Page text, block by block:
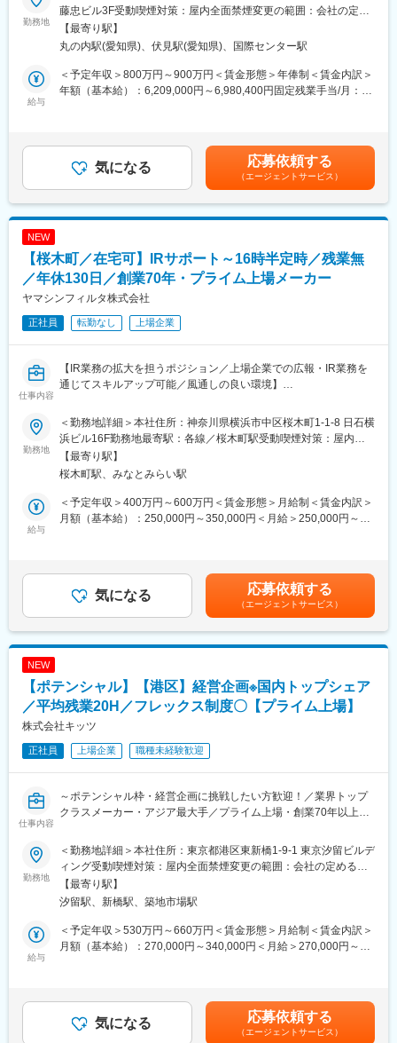
ピード感が大きく異なります。ベンチャーのスピード感と上場企
業としてのスケール感の双方を実感できる魅力的なタイミングで
す。
・東証プライム上場ベンチャー企業の経営企画やM&A、資本市場
や金融機関との折衝などのファイナンス業務等、幅広い業務への
チャレンジも可能です。
年4回評価のタイミングがあるため、成果を出せば早期のステップ
グループ会社も多数あり、組織拡大中なので、縦、横、斜めな
ど、柔軟なキャリア開発が可能です。
・マーケターとの職種の垣根も低く、数値分析等のマーケ視点も
・ノウハウや経験が豊富なメンバーが多い環境の為、営業として
再現性あるスキルが身に付く環境です。
変更の範囲：会社の定める業務
当社および当社のグループ会社おける経営企画業務をお任せしま
す。
自社のM&Aを加速させる為に、財務IR組織をより強化するための
採用です。将来的にCFOを目指したいという方を募集します。
■業務詳細：
◇予実管理：当社及びグループ会社における年度計画の予実管理
◇投資：M&A戦略の立案・実行、経営戦略に基づく投資先のソー
シング等
【変更の範囲：当社業務全般】
ョンです。
■当社について：
日本経済の大部分を支える中堅・中小企業。一方でその中の多く
の企業が後継者の不在や経営ノウハウの不足といった企業の存続
した独自の支援サービスを展開し、100年存続する企業の創出を
目指し価値創造を行ってまいります。
M&Aや買収後のPMIに関するプロジェクトが常に動いておりま
す。M&Aによりコロナ渦でも継続的に成長を遂げており、今後も
1年に1社以上のペースで当グループにＭ＆Ａにより企業が加わっ
ていく予定のため、更なる拡大フェーズにある成長企業です。
変更の範囲：本文参照
勤務地
藤忠ビル3F受動喫煙対策：屋内全面禁煙変更の範囲：会社の定め
る事業所
【最寄り駅】
丸の内駅(愛知県)、伏見駅(愛知県)、国際センター駅
給与
＜予定年収＞800万円～900万円＜賃金形態＞年俸制＜賃金内訳＞
年額（基本給）：6,209,000円～6,980,400円固定残業手当/月：
給与補足＞※年俸制※給与は経験/実績に応じて決定■賞与：年度末
に (基本給（月額）＋固定残業手当)×2ヶ月分を支給 ※業績連動型■
昇給：年1回賃金はあくまでも目安の金額であり、選考を通じて上
下する可能性があります。月給(月額)は固定手当を含めた表記で
す。
気になる 応募依頼する
（エージェントサービス）
NEW
【桜木町／在宅可】IRサポート～16時半定時／残業無
／年休130日／創業70年・プライム上場メーカー
ヤマシンフィルタ株式会社
正社員 転勤なし 上場企業
仕事内容
【IR業務の拡大を担うポジション／上場企業での広報・IR業務を
通じてスキルアップ可能／風通しの良い環境】
■業務概要
当社の管理本部コーポレートコミュニケーション部IR課にて、IR
サポート業務全般に従事いただきます。IR活動の強化を目的と
し、個人投資家・機関投資家向けの情報発信や決算説明会などの
運営・準備、マーケティング戦略の立案・実行に幅広く携わって
いただきます。積極的にコミュニケーションを取りながら、企業
価値向上に貢献できるポジションです。
る情報収集、決算説明会や投資家向けイベントの準備・運営を担
当します。また、ターゲットとなる投資家層の選定、効果的な情
報発信手法（メディア媒体、SNS、デジタルマーケティング等）
■扱うサービス
当社のIRサイト、SNS、プレスリリース、各種説明会資料などの
情報発信ツールを活用します。
■組織構成
■業務の魅力
ルマーケティング活用や最新の情報発信手法にもチャレンジでき
ます。
■教育体制
OJTを中心に、必要に応じて外部研修やマニュアルも用意。業務
未経験分野もフォローします。
全週休2日、年間休日130日と働きやすさも魅力です。
勤務地
＜勤務地詳細＞本社住所：神奈川県横浜市中区桜木町1-1-8 日石横
浜ビル16F勤務地最寄駅：各線／桜木町駅受動喫煙対策：屋内全
面禁煙変更の範囲：会社の定める事業所（リモートワーク含む）
【最寄り駅】
桜木町駅、みなとみらい駅
給与
＜予定年収＞400万円～600万円＜賃金形態＞月給制＜賃金内訳＞
月額（基本給）：250,000円～350,000円＜月給＞250,000円～
気になる 応募依頼する
（エージェントサービス）
NEW
【ポテンシャル】【港区】経営企画※国内トップシェア
／平均残業20H／フレックス制度〇【プライム上場】
株式会社キッツ
正社員 上場企業 職種未経験歓迎
仕事内容
～ポテンシャル枠・経営企画に挑戦したい方歓迎！／業界トップ
クラスメーカー・アジア最大手／プライム上場・創業70年以上安
■業務内容
経営情報の可視化・分析・活用・発信を軸に、以下の業務を担当
いただきます。
・経営情報の可視化と分析・活用・公表
・IR資料（社内・社外向け）の作成
・経営計画策定に向けた全社戦略の取りまとめ
・事業部門や国内外のグループ会社を支援・調整する業務
■募集背景
中期経営計画運営や予算管理、業績分析、経営判断支援機能の強
化に伴う体制強化として募集を行っております。業績分析を中心
勤務地
＜勤務地詳細＞本社住所：東京都港区東新橋1-9-1 東京汐留ビルデ
ィング受動喫煙対策：屋内全面禁煙変更の範囲：会社の定める事
業所
【最寄り駅】
汐留駅、新橋駅、築地市場駅
給与
＜予定年収＞530万円～660万円＜賃金形態＞月給制＜賃金内訳＞
月額（基本給）：270,000円～340,000円＜月給＞270,000円～
までも目安の金額であり、選考を通じて上下する可能性がありま
す。月給(月額)は固定手当を含めた表記です。
気になる 応募依頼する
（エージェントサービス）